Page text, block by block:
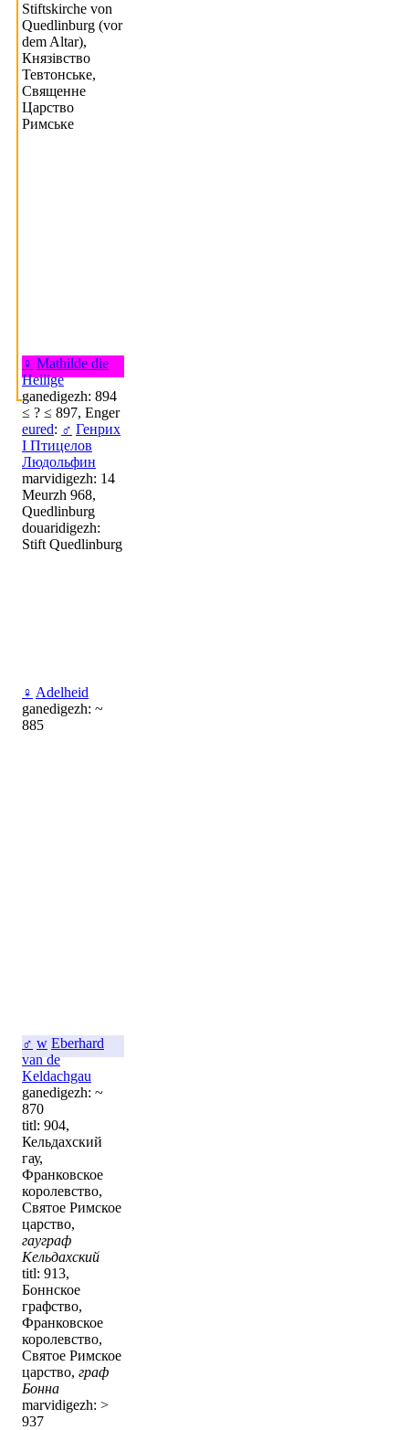
Stiftskirche von
Quedlinburg (vor
dem Altar),
Князівство
Тевтонське,
Священне
Царство
Римське
♀ Mathilde die
Heilige
ganedigezh: 894
≤ ? ≤ 897, Enger
eured: ♂ Генрих
I Птицелов
Людольфин
marvidigezh: 14
Meurzh 968,
Quedlinburg
douaridigezh:
Stift Quedlinburg
♀ Adelheid
ganedigezh: ~
885
♂ w Eberhard
van de
Keldachgau
ganedigezh: ~
870
titl: 904,
Кельдахский
гау,
Франковское
королевство,
Святое Римское
царство,
гауграф
Кельдахский
titl: 913,
Боннское
графство,
Франковское
королевство,
Святое Римское
царство, граф
Бонна
marvidigezh: >
937